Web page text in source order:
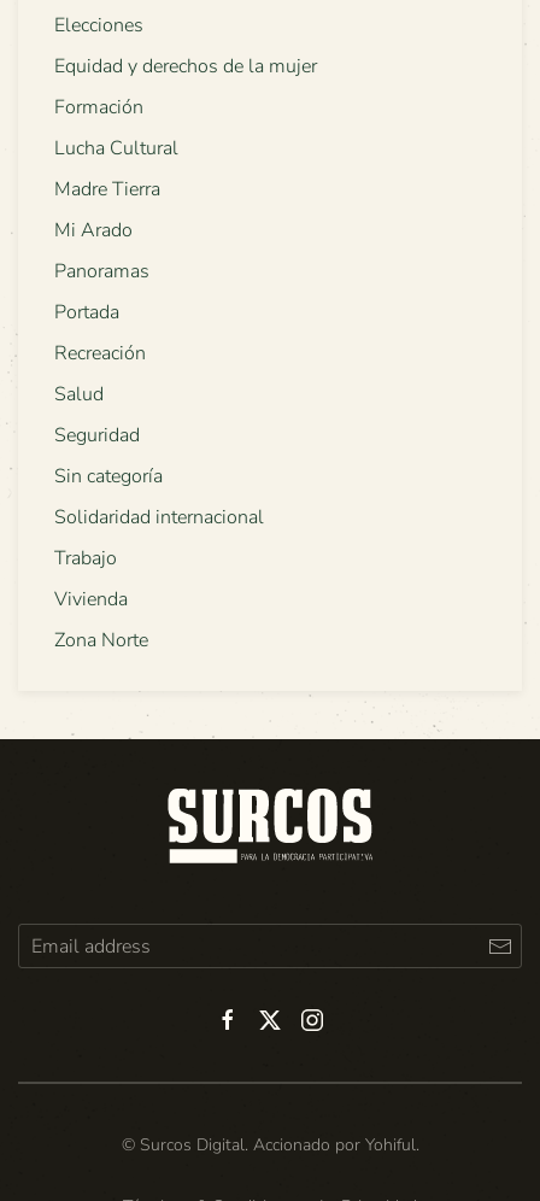
Elecciones
Equidad y derechos de la mujer
Formación
Lucha Cultural
Madre Tierra
Mi Arado
Panoramas
Portada
Recreación
Salud
Seguridad
Sin categoría
Solidaridad internacional
Trabajo
Vivienda
Zona Norte
© Surcos Digital. Accionado por Yohiful.